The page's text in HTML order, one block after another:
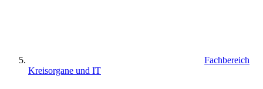
Fachbereich
Kreisorgane und IT